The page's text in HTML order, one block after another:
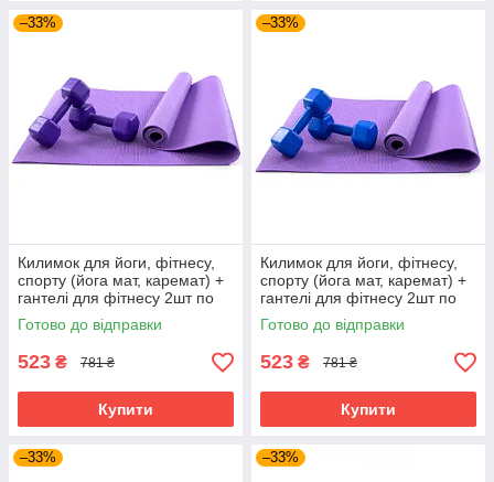
–33%
Килимок для йоги, фітнесу,
спорту (йога мат, каремат) +
гантелі для фітнесу 2шт по
2кг OSPORT Set 82 (n-0112)
Фіолетово-фіолетовий
Готово до відправки
523 ₴ 781 ₴
Купити
–33%
Килимок для йоги, фітнесу,
спорту (йога мат, каремат) +
гантелі для фітнесу 2шт по
2кг OSPORT Set 82 (n-0112)
Фіолетово-синій
Готово до відправки
523 ₴ 781 ₴
Купити
–33% –33%